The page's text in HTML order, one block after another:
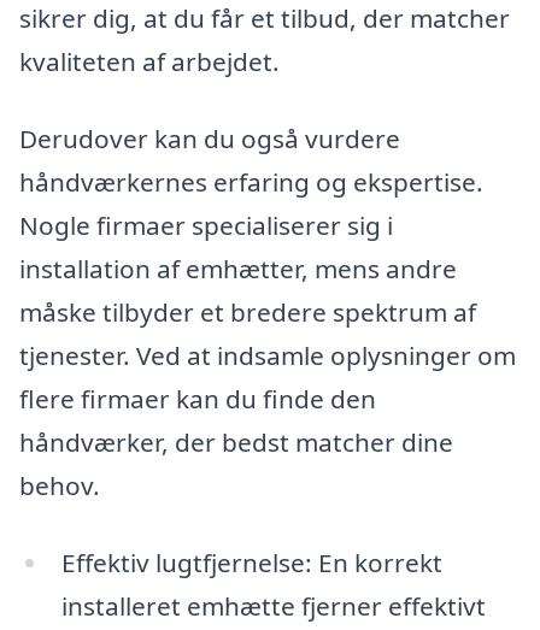
sikrer dig, at du får et tilbud, der matcher
kvaliteten af arbejdet.
Derudover kan du også vurdere
håndværkernes erfaring og ekspertise.
Nogle firmaer specialiserer sig i
installation af emhætter, mens andre
måske tilbyder et bredere spektrum af
tjenester. Ved at indsamle oplysninger om
flere firmaer kan du finde den
håndværker, der bedst matcher dine
behov.
Effektiv lugtfjernelse: En korrekt
installeret emhætte fjerner effektivt